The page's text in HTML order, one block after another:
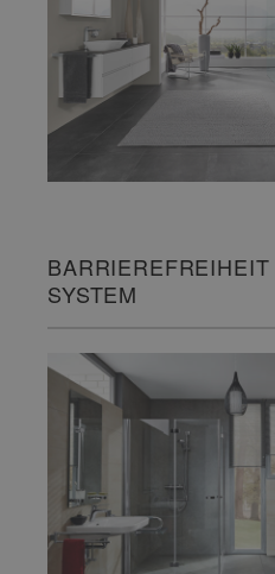
SYSTEM